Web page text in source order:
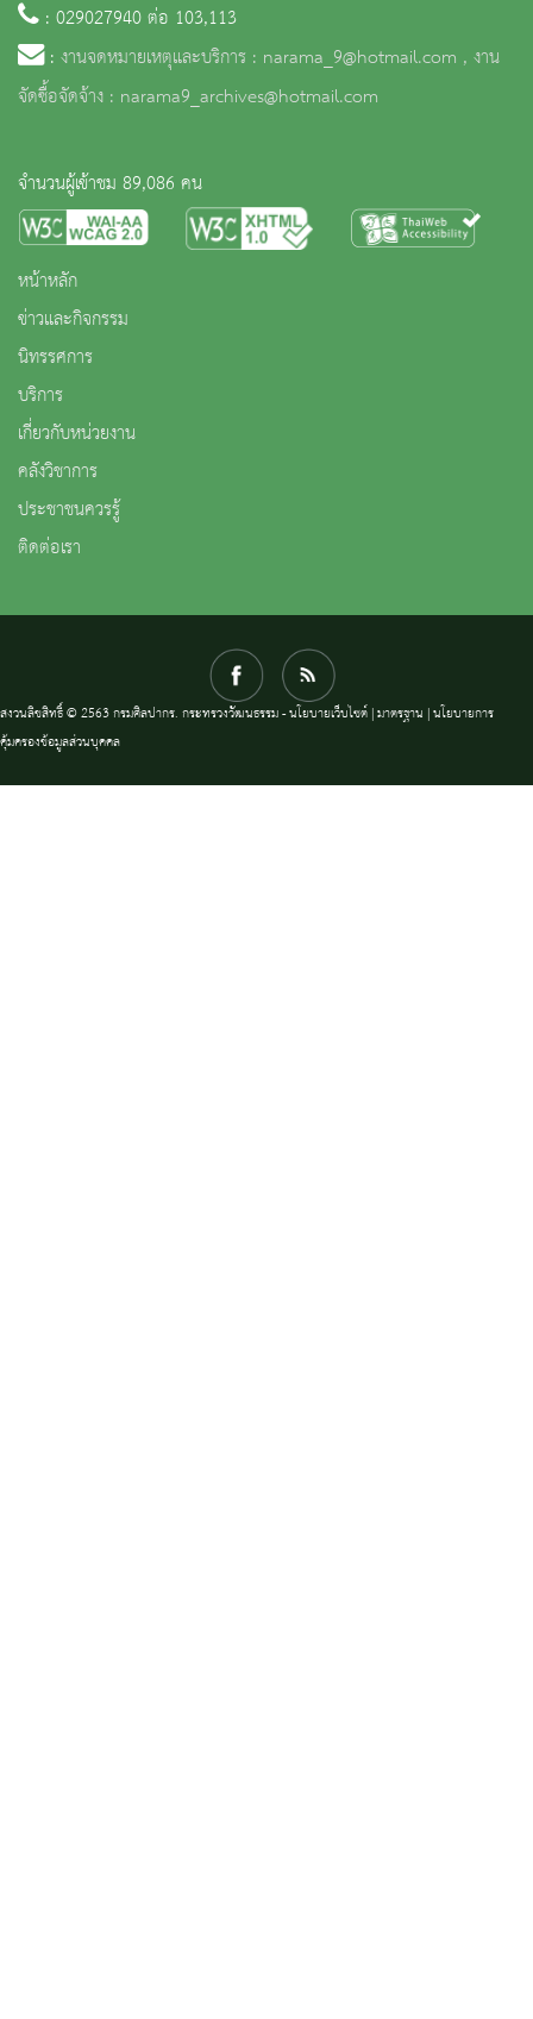
: 029027940 ต่อ 103,113
: งานจดหมายเหตุและบริการ : narama_9@hotmail.com , งาน
จัดซื้อจัดจ้าง : narama9_archives@hotmail.com
จำนวนผู้เข้าชม 89,086 คน
หน้าหลัก
ข่าวและกิจกรรม
นิทรรศการ
บริการ
เกี่ยวกับหน่วยงาน
คลังวิชาการ
ประชาชนควรรู้
ติดต่อเรา
สงวนลิขสิทธิ์ © 2563 กรมศิลปากร. กระทรวงวัฒนธรรม -นโยบายเว็บไซต์|มาตรฐาน |นโยบายการ
คุ้มครองข้อมูลส่วนบุคคล